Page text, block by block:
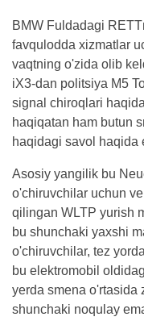
BMW Fuldadagi
favqulodda xizmatlar
vaqtning o'zida olib
iX3-dan politsiya M5
signal chiroqlari
haqiqatan ham butun
haqidagi savol haqida
Asosiy yangilik bu
o'chiruvchilar uchun
qilingan WLTP yurish
bu shunchaki yaxshi
o'chiruvchilar, tez
bu elektromobil
yerda smena o'rtasida
shunchaki noqulay